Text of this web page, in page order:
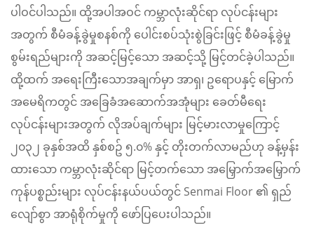
ပါဝင်ပါသည်။ ထို့အပါအဝင် ကမ္ဘာလုံးဆိုင်ရာ လုပ်ငန်းများ
အတွက် စီမံခန့်ခွဲမှုစနစ်ကို ပေါင်းစပ်သုံးစွဲခြင်းဖြင့် စီမံခန့်ခွဲမှု
စွမ်းရည်များကို အဆင့်မြင့်သော အဆင့်သို့ မြင့်တင်ခဲ့ပါသည်။
ထို့ထက် အရေးကြီးသောအချက်မှာ အာရှ၊ ဥရောပနှင့် မြောက်
အမေရိကတွင် အခြေခံအဆောက်အအုံများ ခေတ်မီရေး
လုပ်ငန်းများအတွက် လိုအပ်ချက်များ မြင့်မားလာမှုကြောင့်
၂၀၃၂ ခုနှစ်အထိ နှစ်စဥ် ၅.၀% နှင့် တိုးတက်လာမည်ဟု ခန့်မှန်း
ထားသော ကမ္ဘာလုံးဆိုင်ရာ မြင့်တက်သော အမြှောက်အမြှောက်
ကုန်ပစ္စည်းများ လုပ်ငန်းနယ်ပယ်တွင် Senmai Floor ၏ ရှည်
လျော်စွာ အာရုံစိုက်မှုကို ဖော်ပြပေးပါသည်။